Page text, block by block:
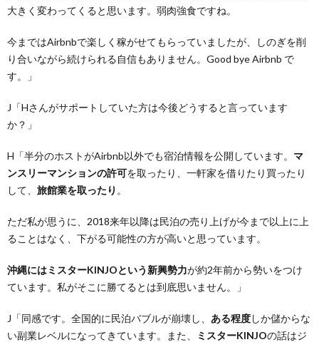
大きく変わってくると思います。弱肉強食ですね。
今まではAirbnbで楽しく稼がせてもらっていましたが、しのぎを削
り合いながら続けられる自信もありません。Good bye Airbnb で
す。」
J「Hさんがサポートしていた方は今後どうすると言っています
か？」
H「半分のホストがAirbnb以外でも宿泊情報を公開しています。 マ
ンスリーマンションの許可を取ったり、一軒家を借りたり買ったり
して、 旅館業を取ったり 。
ただ私が思うに、2018来年以降は民泊の売り上げが今まで以上に上
ることはなく、下がる可能性の方が高いと思っています。
沖縄にはミスターKINJOという新興勢力が約2年前から勢いをつけ
ています。私がそこに勝てるとは到底思いません。」
J「同感です。全国的に民泊バブルが崩壊し、 ある程度しか儲からな
い副業レベルになってきています。また、
ミスターKINJOの話はジ